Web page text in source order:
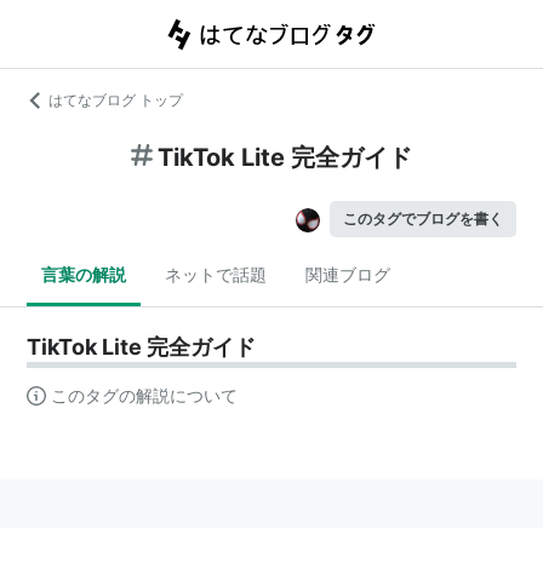
はてなブログ トップ
TikTok Lite 完全ガイド
このタグでブログを書く
言葉の解説 ネットで話題 関連ブログ
TikTok Lite 完全ガイド
このタグの解説について